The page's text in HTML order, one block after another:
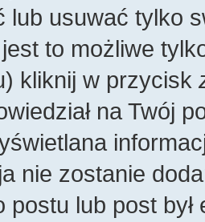
lub usuwać tylko
to możliwe
kliknij w przycisk
na Twój
nie zostanie
postu lub post